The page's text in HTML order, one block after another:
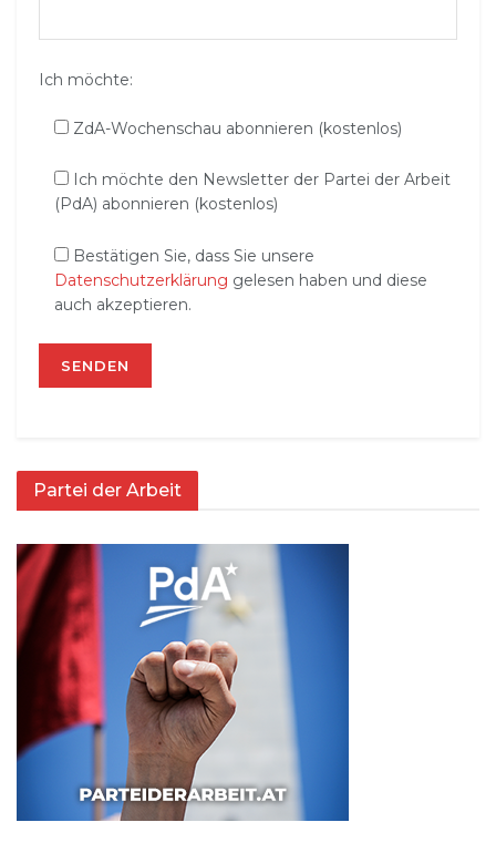
Ich möchte:
ZdA-Wochenschau abonnieren (kostenlos)
Ich möchte den Newsletter der Partei der Arbeit
(PdA) abonnieren (kostenlos)
Bestätigen Sie, dass Sie unsere
Datenschutzerklärung gelesen haben und diese
auch akzeptieren.
Partei der Arbeit